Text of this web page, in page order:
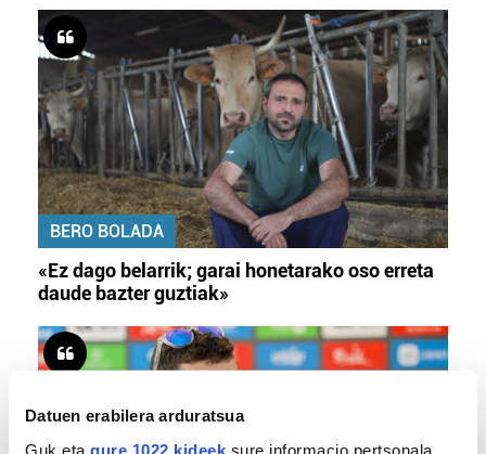
Datuen erabilera arduratsua
Guk eta gure 1022 kideek sure informacio pertsonala,
BERO BOLADA
«Ez dago belarrik; garai honetarako oso erreta
daude bazter guztiak»